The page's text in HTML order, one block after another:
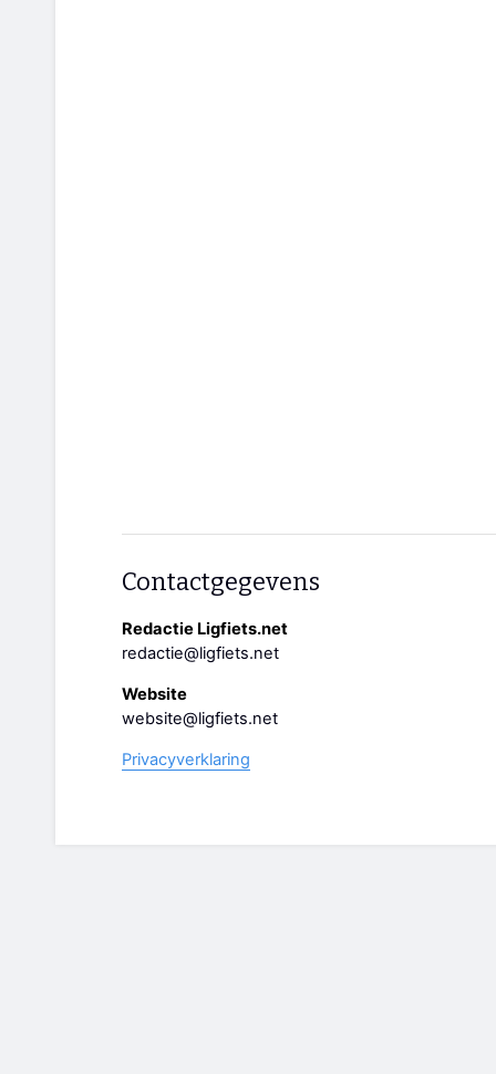
Contactgegevens
Redactie Ligfiets.net
redactie@ligfiets.net
Website
website@ligfiets.net
Privacyverklaring